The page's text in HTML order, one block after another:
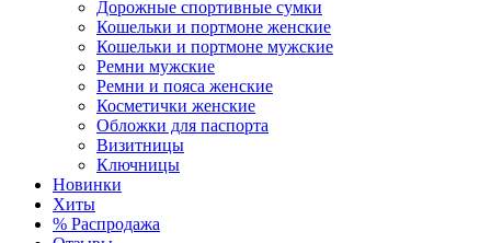
Дорожные спортивные сумки
Кошельки и портмоне женские
Кошельки и портмоне мужские
Ремни мужские
Ремни и пояса женские
Косметички женские
Обложки для паспорта
Визитницы
Ключницы
Новинки
Хиты
% Распродажа